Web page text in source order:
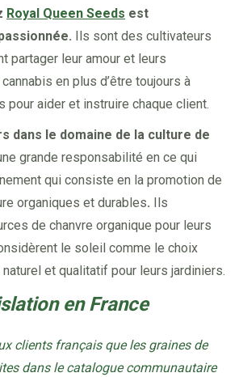
Royal Queen Seeds est
Ils sont des cultivateurs
partager leur amour et leurs
en plus d’être toujours à
pour aider et instruire chaque client.
dans le domaine de la culture de
grande responsabilité en ce qui
qui consiste en la promotion de
organiques et durables. Ils
de chanvre organique pour leurs
le soleil comme le choix
naturel et qualitatif pour leurs jardiniers.
en France
clients français que les graines de
dans le catalogue communautaire